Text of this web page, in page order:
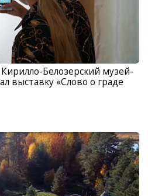
Белозерский музей-
выставку «Слово о граде